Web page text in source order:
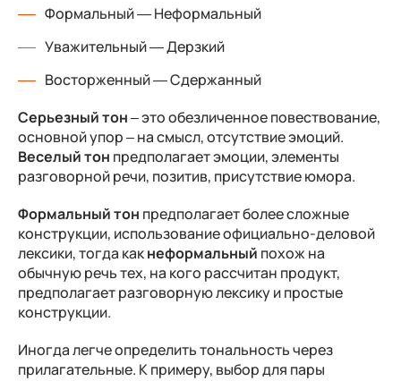
Формальный — Неформальный
Уважительный — Дерзкий
Восторженный — Сдержанный
Серьезный тон– это обезличенное повествование,
основной упор – на смысл, отсутствие эмоций.
Веселый тон предполагает эмоции, элементы
разговорной речи, позитив, присутствие юмора.
Формальный тон предполагает более сложные
конструкции, использование официально-деловой
лексики, тогда какнеформальный похож на
обычную речь тех, на кого рассчитан продукт,
предполагает разговорную лексику и простые
конструкции.
Иногда легче определить тональность через
прилагательные. К примеру, выбор для пары